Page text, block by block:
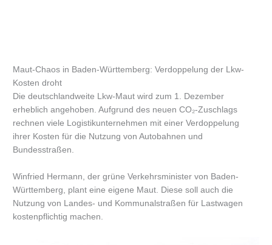
Maut-Chaos in Baden-Württemberg: Verdoppelung der Lkw-
Kosten droht
Die deutschlandweite Lkw-Maut wird zum 1. Dezember
erheblich angehoben. Aufgrund des neuen CO₂-Zuschlags
rechnen viele Logistikunternehmen mit einer Verdoppelung
ihrer Kosten für die Nutzung von Autobahnen und
Bundesstraßen.
Winfried Hermann, der grüne Verkehrsminister von Baden-
Württemberg, plant eine eigene Maut. Diese soll auch die
Nutzung von Landes- und Kommunalstraßen für Lastwagen
kostenpflichtig machen.